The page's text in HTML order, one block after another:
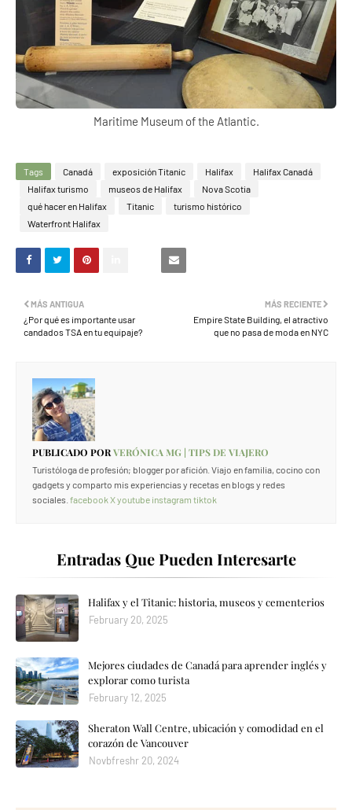
Maritime Museum of the Atlantic.
Tags Canadá exposición Titanic Halifax
Halifax Canadá
Halifax turismo
museos de Halifax
Nova Scotia
qué hacer en Halifax
Titanic
turismo histórico
Waterfront Halifax
MÁS RECIENTE
Empire State Building, el atractivo
que no pasa de moda en NYC
MÁS ANTIGUA
¿Por qué es importante usar
candados TSA en tu equipaje?
PUBLICADO PORVERÓNICA MG | TIPS DE VIAJERO
Turistóloga de profesión; blogger por afición. Viajo en familia, cocino con
gadgets y comparto mis experiencias y recetas en blogs y redes
sociales. facebook Xyoutube instagram tiktok
Entradas Que Pueden Interesarte
Halifax y el Titanic: historia, museos y cementerios
February 20, 2025
Mejores ciudades de Canadá para aprender inglés y
explorar como turista
February 12, 2025
Sheraton Wall Centre, ubicación y comodidad en el
corazón de Vancouver
Novbfreshr 20, 2024